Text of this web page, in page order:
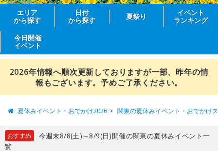
エリア
から探す
日付
から探す
夏祭り
イベント
ランキング
今日開催
イベント
2026年情報へ順次更新しておりますが一部、昨年の情
報もございます。予めご了承ください。
夏休みイベント・おでかけ2026 関東の夏休みイベント・おでかけ
おすすめ
今週末8/8(土)～8/9(日)開催の関東の夏休みイベント一
覧